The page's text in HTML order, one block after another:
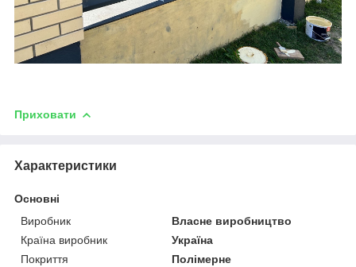
Приховати
Характеристики
Основні
Виробник
Власне виробництво
Країна виробник
Україна
Покриття
Полімерне